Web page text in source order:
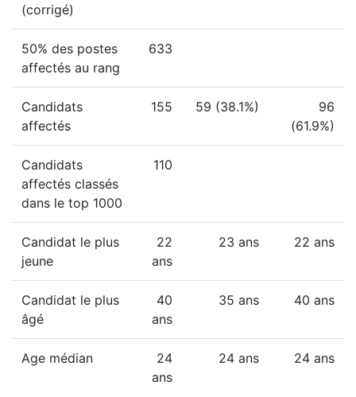
(corrigé)
50% des postes
affectés au rang
633
Candidats
affectés
155 59 (38.1%)
96
(61.9%)
Candidats
affectés classés
dans le top 1000
110
Candidat le plus
jeune
22
ans
23 ans 22 ans
Candidat le plus
âgé
40
ans
35 ans 40 ans
Age médian
24
ans
24 ans 24 ans